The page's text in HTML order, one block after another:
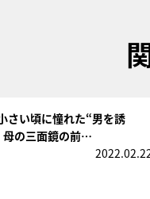
さい頃に憧れた“男を誘
母の三面鏡の前…